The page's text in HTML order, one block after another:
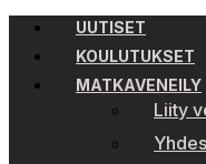
UUTISET
KOULUTUKSET
MATKAVENEILY
Liity